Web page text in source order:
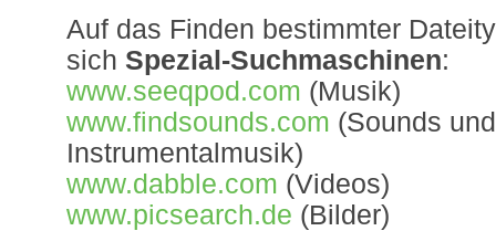
Auf das Finden bestimmter
sich Spezial-Suchmaschinen:
www.seeqpod.com (Musik)
www.findsounds.com (Sounds und
Instrumentalmusik)
www.dabble.com (Videos)
www.picsearch.de (Bilder)